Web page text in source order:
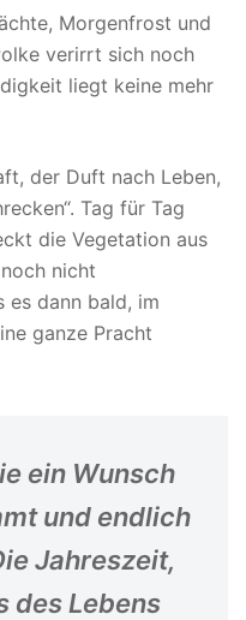
Morgenfrost und
verirrt sich noch
liegt keine mehr
der Duft nach Leben,
Tag für Tag
die Vegetation aus
nicht
es dann bald, im
ganze Pracht
ein Wunsch
und endlich
Jahreszeit,
des Lebens